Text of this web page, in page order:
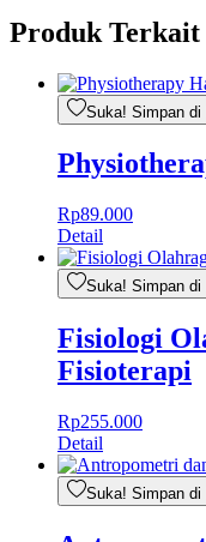
Produk Terkait
Suka! Simpan di
Rp89.000
Detail
Suka! Simpan di
Fisiologi
Fisioterapi
Rp255.000
Detail
Suka! Simpan di